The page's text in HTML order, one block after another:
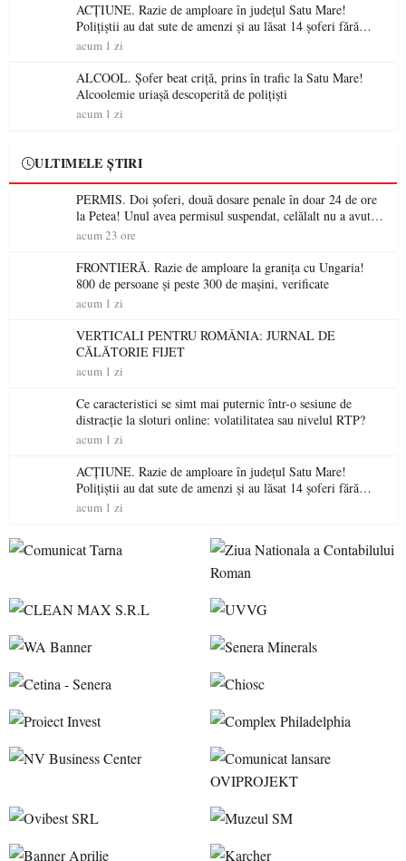
ACȚIUNE. Razie de amploare în județul Satu Mare!
Polițiștii au dat sute de amenzi și au lăsat 14 șoferi fără
permis într-o singură zi
acum 1 zi
ALCOOL. Șofer beat criță, prins în trafic la Satu Mare!
Alcoolemie uriașă descoperită de polițiști
acum 1 zi
ULTIMELE ȘTIRI
PERMIS. Doi șoferi, două dosare penale în doar 24 de ore
la Petea! Unul avea permisul suspendat, celălalt nu a avut
niciodată permis
acum 23 ore
FRONTIERĂ. Razie de amploare la granița cu Ungaria!
800 de persoane și peste 300 de mașini, verificate
acum 1 zi
VERTICALI PENTRU ROMÂNIA: JURNAL DE
CĂLĂTORIE FIJET
acum 1 zi
Ce caracteristici se simt mai puternic într-o sesiune de
distracție la sloturi online: volatilitatea sau nivelul RTP?
acum 1 zi
ACȚIUNE. Razie de amploare în județul Satu Mare!
Polițiștii au dat sute de amenzi și au lăsat 14 șoferi fără
permis într-o singură zi
acum 1 zi